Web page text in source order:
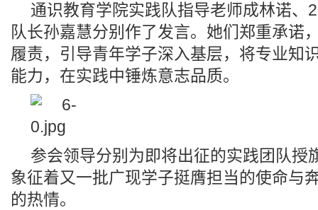
通识教育学院实践队指导老师成林诺、
队长孙嘉慧分别作了发言。她们郑重承诺
履责，引导青年学子深入基层，将专业知
能力，在实践中锤炼意志品质。
参会领导分别为即将出征的实践团队授
象征着又一批广现学子挺膺担当的使命与
的热情。